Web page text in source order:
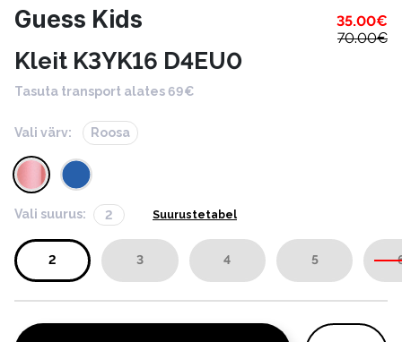
Guess Kids 35.00€
70.00€
Kleit K3YK16 D4EU0
Tasuta transport alates 69€
Vali värv: Roosa
Vali suurus: 2 Suurustetabel
2 3 4 5